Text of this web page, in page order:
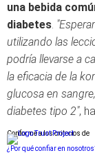
una bebida
diabetes.
utilizando las
podría llevarse a
la eficacia de la
glucosa en
diabetes tipo 2",
Conforme a los criterios de
¿Por qué confiar en